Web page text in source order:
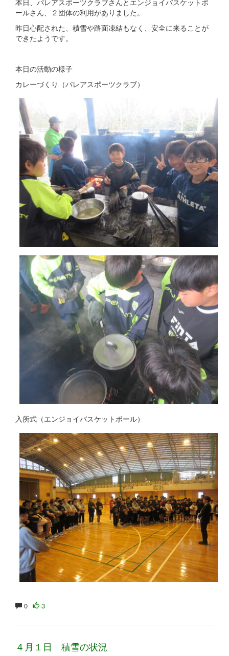
本日、パレアスポーツクラブさんとエンジョイバスケットボ
ールさん、２団体の利用がありました。
昨日心配された、積雪や路面凍結もなく、安全に来ることが
できたようです。
本日の活動の様子
カレーづくり（パレアスポーツクラブ）
入所式（エンジョイバスケットボール）
0 3
４月１日 積雪の状況